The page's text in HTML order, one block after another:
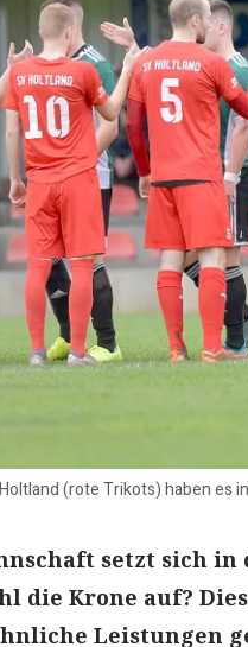
(rote Trikots) haben es
setzt sich in
die Krone auf?
Leistungen